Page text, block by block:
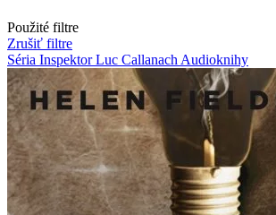
Použité filtre
Zrušiť filtre
Séria Inspektor Luc Callanach Audioknihy